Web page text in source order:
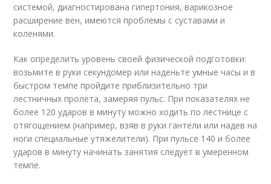
системой, диагностирована гипертония, варикозное
расширение вен, имеются проблемы с суставами и
коленями.
Как определить уровень своей физической подготовки:
возьмите в руки секундомер или наденьте умные часы и в
быстром темпе пройдите приблизительно три
лестничных пролета, замеряя пульс. При показателях не
более 120 ударов в минуту можно ходить по лестнице с
отягощением (например, взяв в руки гантели или надев на
ноги специальные утяжелители). При пульсе 140 и более
ударов в минуту начинать занятия следует в умеренном
темпе.